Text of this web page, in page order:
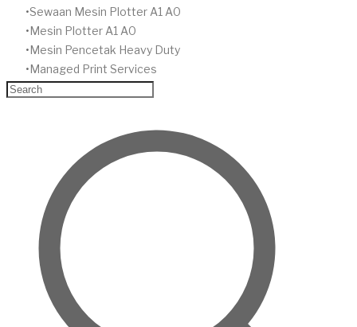
Sewaan Mesin Plotter A1 A0
Mesin Plotter A1 A0
Mesin Pencetak Heavy Duty
Managed Print Services